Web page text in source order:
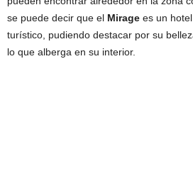
se puede decir que el Mirage es un
turístico, pudiendo destacar por su
lo que alberga en su interior.